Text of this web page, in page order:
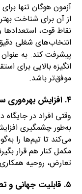
آزمون هوگان تنها
از آن برای شناخت
نقاط قوت،
انتخاب‌های شغلی
پیشرفت کند. به
انگیزه بالایی برای
موفق‌تر باشد.
۴. افزایش بهره‌وری سازمانی
وقتی افراد در جایگاه
به‌طور چشمگیری
می‌کند تا تیم‌ها را
مکمل کنار هم قرار
تعارض، روحیه
۵. قابلیت جهانی و تطبیق فرهنگی